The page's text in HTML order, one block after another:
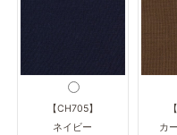
【CH705】
ネイビー
カ